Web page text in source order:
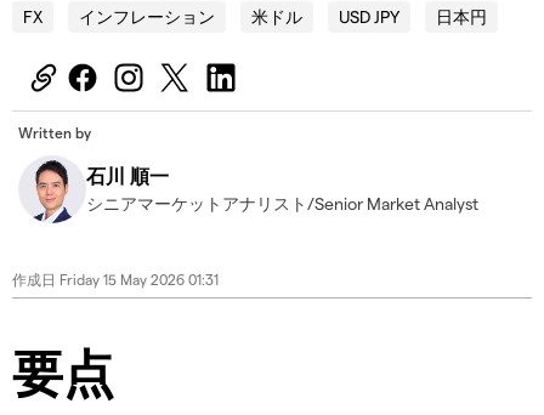
FX インフレーション 米ドル USD JPY 日本円
Written by
石川 順一
シニアマーケットアナリスト/Senior Market Analyst
作成日 Friday 15 May 2026 01:31
要点